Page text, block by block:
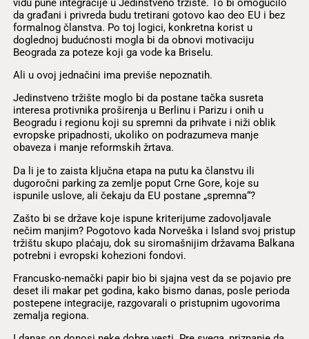
vidu pune integracije u Jedinstveno tržište. To bi omogućilo
da građani i privreda budu tretirani gotovo kao deo EU i bez
formalnog članstva. Po toj logici, konkretna korist u
doglednoj budućnosti mogla bi da obnovi motivaciju
Beograda za poteze koji ga vode ka Briselu.
Ali u ovoj jednačini ima previše nepoznatih.
Jedinstveno tržište moglo bi da postane tačka susreta
interesa protivnika proširenja u Berlinu i Parizu i onih u
Beogradu i regionu koji su spremni da prihvate i niži oblik
evropske pripadnosti, ukoliko on podrazumeva manje
obaveza i manje reformskih žrtava.
Da li je to zaista ključna etapa na putu ka članstvu ili
dugoročni parking za zemlje poput Crne Gore, koje su
ispunile uslove, ali čekaju da EU postane „spremna“?
Zašto bi se države koje ispune kriterijume zadovoljavale
nečim manjim? Pogotovo kada Norveška i Island svoj pristup
tržištu skupo plaćaju, dok su siromašnijim državama Balkana
potrebni i evropski kohezioni fondovi.
Francusko-nemački papir bio bi sjajna vest da se pojavio pre
deset ili makar pet godina, kako bismo danas, posle perioda
postepene integracije, razgovarali o pristupnim ugovorima
zemalja regiona.